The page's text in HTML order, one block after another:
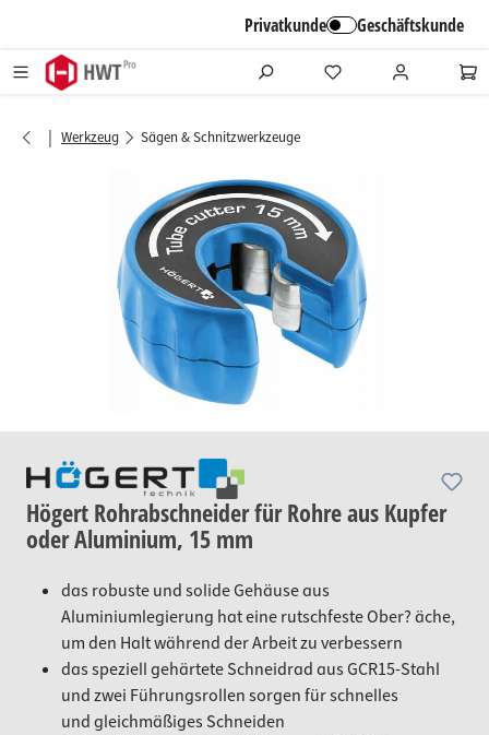
Privatkunde Geschäftskunde
| Werkzeug Sägen & Schnitzwerkzeuge
Bildergalerie überspringen
Högert Rohrabschneider für Rohre aus Kupfer
oder Aluminium, 15 mm
das robuste und solide Gehäuse aus
Aluminiumlegierung hat eine rutschfeste Ober? äche,
um den Halt während der Arbeit zu verbessern
das speziell gehärtete Schneidrad aus GCR15-Stahl
und zwei Führungsrollen sorgen für schnelles
und gleichmäßiges Schneiden